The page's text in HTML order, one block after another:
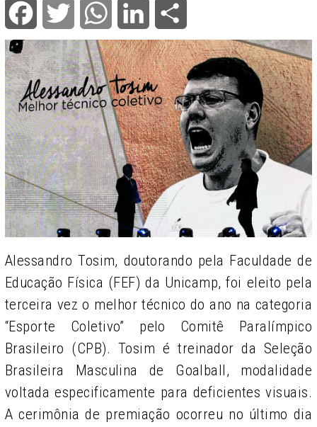
Facebook Twitter WhatsApp LinkedIn
Alessandro Tosim, doutorando pela Faculdade de
Educação Física (FEF) da Unicamp, foi eleito pela
terceira vez o melhor técnico do ano na categoria
“Esporte Coletivo” pelo Comitê Paralímpico
Brasileiro (CPB). Tosim é treinador da Seleção
Brasileira Masculina de Goalball, modalidade
voltada especificamente para deficientes visuais.
A cerimônia de premiação ocorreu no último dia